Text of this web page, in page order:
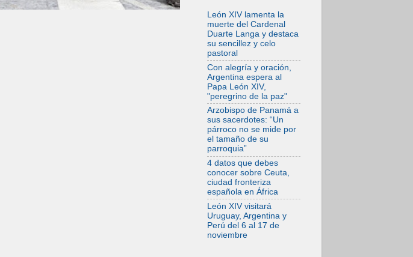
de hoy
05.08.2026
En marcha hacia
Asís en nombre de
San Francisco, a la
espera de León
05.08.2026
Venezuela, Padre
Pagniello: "En
medio del dolor, una
Iglesia que no se
rinde"
05.08.2026
La Fuerza del
"Círculo de Héroes"
con el Papa en la
Audiencia General
05.08.2026
Nuncio en Ucrania:
Preocupa escuchar
a quienes bendicen
la guerra
León XIV lamenta la
muerte del Cardenal
Duarte Langa y destaca
su sencillez y celo
pastoral
Con alegría y oración,
Argentina espera al
Papa León XIV,
"peregrino de la paz"
Arzobispo de Panamá a
sus sacerdotes: “Un
párroco no se mide por
el tamaño de su
parroquia”
4 datos que debes
conocer sobre Ceuta,
ciudad fronteriza
española en África
León XIV visitará
Uruguay, Argentina y
Perú del 6 al 17 de
noviembre